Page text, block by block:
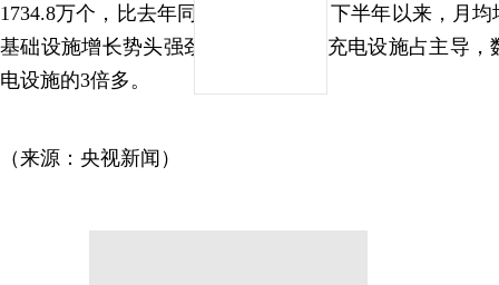
1734.8万个，比去年同期增长53.5%。下半年以来，月
基础设施增长势头强劲。其中，私人充电设施占主导，
电设施的3倍多。
（来源：央视新闻）